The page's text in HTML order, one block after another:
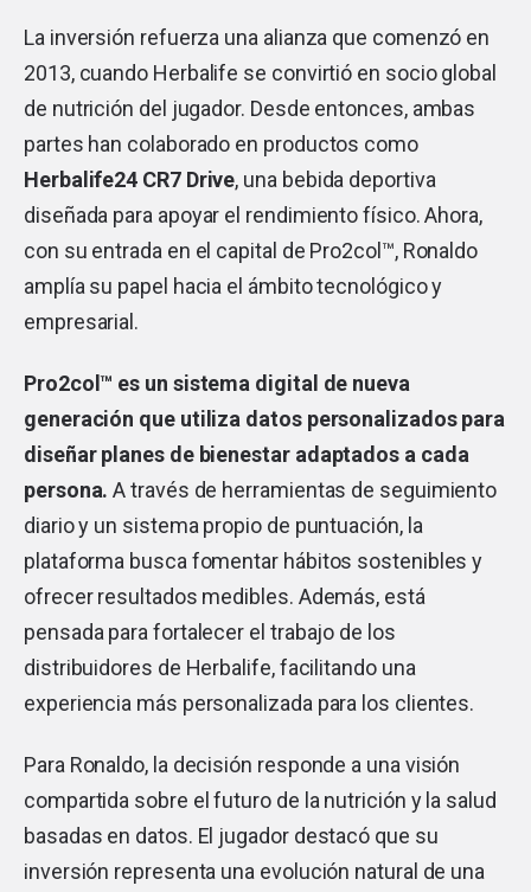
La inversión refuerza una alianza que comenzó en
2013, cuando Herbalife se convirtió en socio global
de nutrición del jugador. Desde entonces, ambas
partes han colaborado en productos como
Herbalife24 CR7 Drive, una bebida deportiva
diseñada para apoyar el rendimiento físico. Ahora,
con su entrada en el capital de Pro2col™, Ronaldo
amplía su papel hacia el ámbito tecnológico y
empresarial.
Pro2col™ es un sistema digital de nueva
generación que utiliza datos personalizados para
diseñar planes de bienestar adaptados a cada
persona.A través de herramientas de seguimiento
diario y un sistema propio de puntuación, la
plataforma busca fomentar hábitos sostenibles y
ofrecer resultados medibles. Además, está
pensada para fortalecer el trabajo de los
distribuidores de Herbalife, facilitando una
experiencia más personalizada para los clientes.
Para Ronaldo, la decisión responde a una visión
compartida sobre el futuro de la nutrición y la salud
basadas en datos. El jugador destacó que su
inversión representa una evolución natural de una